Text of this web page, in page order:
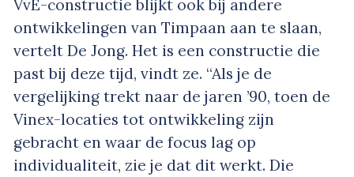
VvE-constructie blijkt ook bij andere
ontwikkelingen van Timpaan aan te slaan,
vertelt De Jong. Het is een constructie die
past bij deze tijd, vindt ze. “Als je de
vergelijking trekt naar de jaren ’90, toen de
Vinex-locaties tot ontwikkeling zijn
gebracht en waar de focus lag op
individualiteit, zie je dat dit werkt. Die